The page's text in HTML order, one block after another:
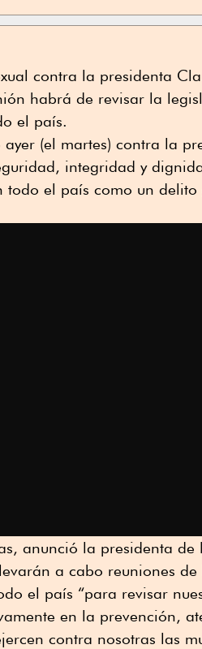
contra la presidenta
habrá de revisar la
el país.
ayer (el martes) contra la
integridad y
todo el país como un delito
anunció la presidenta
a cabo reuniones
el país “para revisar
en la prevención,
contra nosotras las